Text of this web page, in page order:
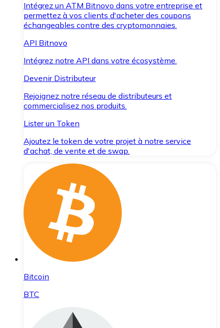
Intégrez un ATM Bitnovo dans votre entreprise et
permettez à vos clients d'acheter des coupons
échangeables contre des cryptomonnaies.
API Bitnovo
Intégrez notre API dans votre écosystème.
Devenir Distributeur
Rejoignez notre réseau de distributeurs et
commercialisez nos produits.
Lister un Token
Ajoutez le token de votre projet à notre service
d'achat, de vente et de swap.
Bitcoin
BTC